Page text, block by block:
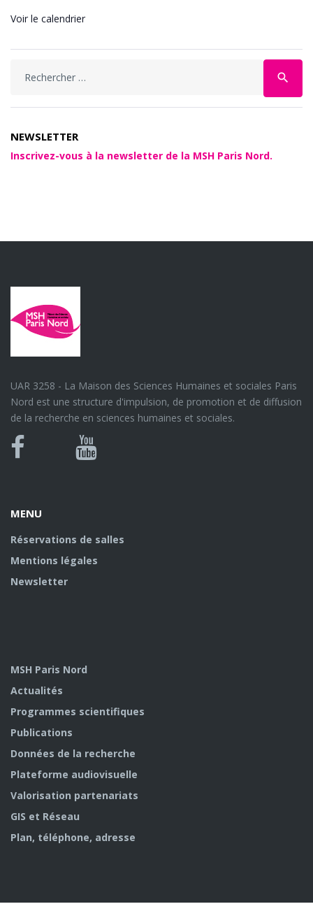
Voir le calendrier
search
NEWSLETTER
Inscrivez-vous à la newsletter de la MSH Paris Nord.
UAR 3258 - La Maison des Sciences Humaines et sociales Paris
Nord est une structure d'impulsion, de promotion et de diffusion
de la recherche en sciences humaines et sociales.
MENU
Réservations de salles
Mentions légales
Newsletter
MSH Paris Nord
Actualités
Programmes scientifiques
Publications
Données de la recherche
Plateforme audiovisuelle
Valorisation partenariats
GIS et Réseau
Plan, téléphone, adresse